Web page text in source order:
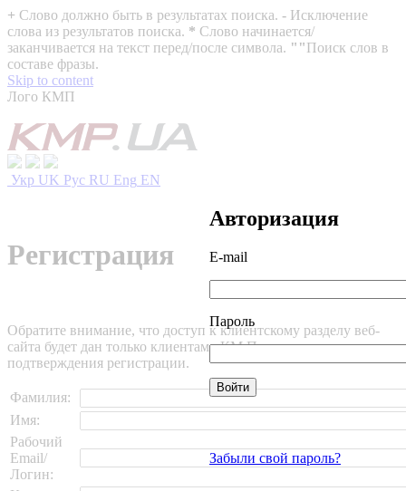
+ Слово должно быть в результатах поиска. - Исключение
слова из результатов поиска. * Слово начинается/
заканчивается на текст перед/после символа. ""Поиск слов в
составе фразы.
Skip to content
Лого КМП
Укр UK Рус RU Eng EN
Авторизация
E-mail
Пароль
Забыли свой пароль?
Регистрация
Обратите внимание, что доступ к клиентскому разделу веб-
сайта будет дан только клиентам «КМ Партнеры» после
подтверждения регистрации.
Фамилия:
Имя:
Рабочий
Email/
Логин: